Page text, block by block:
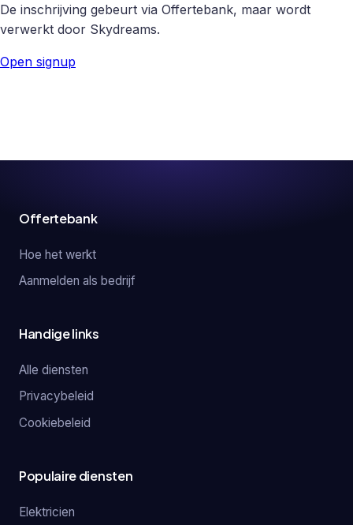
De inschrijving gebeurt via Offertebank, maar wordt
verwerkt door Skydreams.
Open signup
Offertebank
Hoe het werkt
Aanmelden als bedrijf
Handige links
Alle diensten
Privacybeleid
Cookiebeleid
Populaire diensten
Elektricien